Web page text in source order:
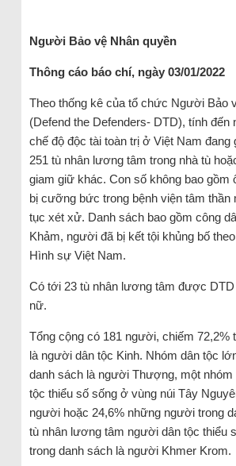
Người Bảo vệ Nhân quyền
Thông cáo báo chí, ngày 03/01/2022
Theo thống kê của tổ chức Người Bảo
(Defend the Defenders- DTD), tính đến
chế độ độc tài toàn trị ở Việt Nam đang
251 tù nhân lương tâm trong nhà tù
giam giữ khác. Con số không bao gồm
bị cưỡng bức trong bệnh viện tâm thần
tục xét xử. Danh sách bao gồm công
Khảm, người đã bị kết tội khủng bố
Hình sự Việt Nam.
Có tới 23 tù nhân lương tâm được DTD
nữ.
Tổng cộng có 181 người, chiếm 72,2%
là người dân tộc Kinh. Nhóm dân tộc
danh sách là người Thượng, một nhóm
tộc thiểu số sống ở vùng núi Tây
người hoặc 24,6% những người trong
tù nhân lương tâm người dân tộc thiểu
trong danh sách là người Khmer Krom.